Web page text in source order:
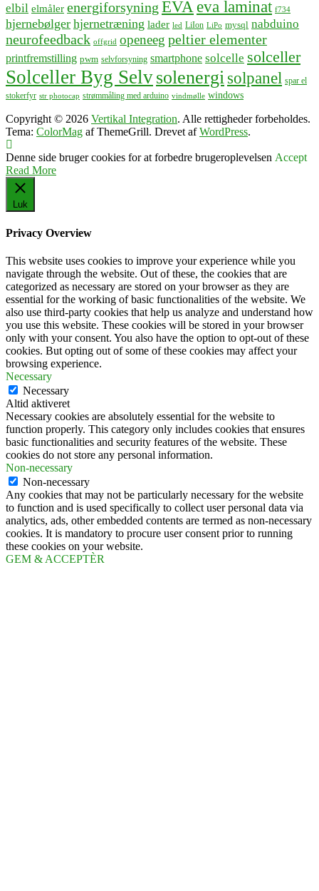
elbil elmåler energiforsyning EVA eva laminat f734
hjernebølger hjernetræning lader led LiIon LiPo mysql nabduino
neurofeedback offgrid openeeg peltier elementer
printfremstilling pwm selvforsyning smartphone solcelle solceller
Solceller Byg Selvsolenergi solpanel spar el
stokerfyr str photocap strømmåling med arduino vindmølle windows
Copyright © 2026 Vertikal Integration. Alle rettigheder forbeholdes.
Tema: ColorMag af ThemeGrill. Drevet afWordPress.
Denne side bruger cookies for at forbedre brugeroplevelsen Accept
Read More
Luk
Privacy Overview
This website uses cookies to improve your experience while you
navigate through the website. Out of these, the cookies that are
categorized as necessary are stored on your browser as they are
essential for the working of basic functionalities of the website. We
also use third-party cookies that help us analyze and understand how
you use this website. These cookies will be stored in your browser
only with your consent. You also have the option to opt-out of these
cookies. But opting out of some of these cookies may affect your
browsing experience.
Necessary
Necessary
Altid aktiveret
Necessary cookies are absolutely essential for the website to
function properly. This category only includes cookies that ensures
basic functionalities and security features of the website. These
cookies do not store any personal information.
Non-necessary
Non-necessary
Any cookies that may not be particularly necessary for the website
to function and is used specifically to collect user personal data via
analytics, ads, other embedded contents are termed as non-necessary
cookies. It is mandatory to procure user consent prior to running
these cookies on your website.
GEM & ACCEPTÈR